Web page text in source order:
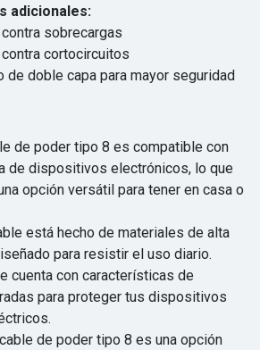
adicionales:
sobrecargas
cortocircuitos
de doble capa para mayor seguridad
de poder tipo 8 es compatible con
de dispositivos electrónicos, lo que
opción versátil para tener en casa o
está hecho de materiales de alta
para resistir el uso diario.
cuenta con características de
para proteger tus dispositivos
de poder tipo 8 es una opción